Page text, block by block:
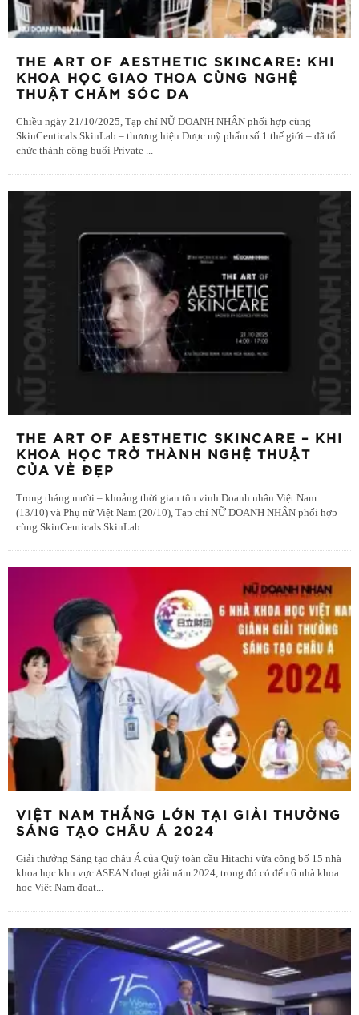
THE ART OF AESTHETIC SKINCARE: KHI
KHOA HỌC GIAO THOA CÙNG NGHỆ
THUẬT CHĂM SÓC DA
Chiều ngày 21/10/2025, Tạp chí NỮ DOANH NHÂN phối hợp cùng
SkinCeuticals SkinLab – thương hiệu Dược mỹ phẩm số 1 thế giới – đã tổ
chức thành công buổi Private ...
THE ART OF AESTHETIC SKINCARE – KHI
KHOA HỌC TRỞ THÀNH NGHỆ THUẬT
CỦA VẺ ĐẸP
Trong tháng mười – khoảng thời gian tôn vinh Doanh nhân Việt Nam
(13/10) và Phụ nữ Việt Nam (20/10), Tạp chí NỮ DOANH NHÂN phối hợp
cùng SkinCeuticals SkinLab ...
VIỆT NAM THẮNG LỚN TẠI GIẢI THƯỞNG
SÁNG TẠO CHÂU Á 2024
Giải thưởng Sáng tạo châu Á của Quỹ toàn cầu Hitachi vừa công bố 15 nhà
khoa học khu vực ASEAN đoạt giải năm 2024, trong đó có đến 6 nhà khoa
học Việt Nam đoạt